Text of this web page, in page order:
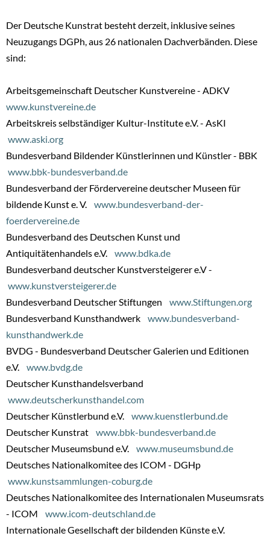
Der Deutsche Kunstrat besteht derzeit, inklusive seines
Neuzugangs DGPh, aus 26 nationalen Dachverbänden. Diese
sind:
Arbeitsgemeinschaft Deutscher Kunstvereine - ADKV
www.kunstvereine.de
Arbeitskreis selbständiger Kultur-Institute e.V. - AsKI
www.aski.org
Bundesverband Bildender Künstlerinnen und Künstler - BBK
www.bbk-bundesverband.de
Bundesverband der Fördervereine deutscher Museen für
bildende Kunst e. V. www.bundesverband-der-
foerdervereine.de
Bundesverband des Deutschen Kunst und
Antiquitätenhandels e.V. www.bdka.de
Bundesverband deutscher Kunstversteigerer e.V -
www.kunstversteigerer.de
Bundesverband Deutscher Stiftungen www.Stiftungen.org
Bundesverband Kunsthandwerk www.bundesverband-
kunsthandwerk.de
BVDG - Bundesverband Deutscher Galerien und Editionen
e.V.
www.bvdg.de
Deutscher Kunsthandelsverband
www.deutscherkunsthandel.com
Deutscher Künstlerbund e.V. www.kuenstlerbund.de
Deutscher Kunstrat www.bbk-bundesverband.de
Deutscher Museumsbund e.V. www.museumsbund.de
Deutsches Nationalkomitee des ICOM - DGHp
www.kunstsammlungen-coburg.de
Deutsches Nationalkomitee des Internationalen Museumsrats
- ICOM
www.icom-deutschland.de
Internationale Gesellschaft der bildenden Künste e.V.